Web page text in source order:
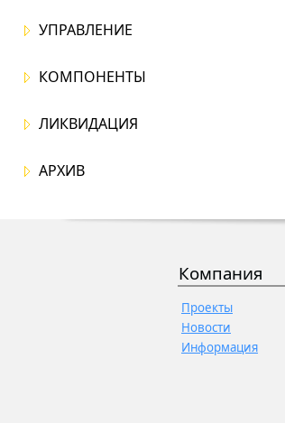
УПРАВЛЕНИЕ
КОМПОНЕНТЫ
ЛИКВИДАЦИЯ
АРХИВ
Компания
Проекты
Новости
Информация